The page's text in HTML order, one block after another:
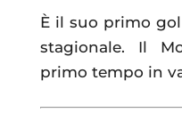
È il suo primo
stagionale. Il
primo tempo in